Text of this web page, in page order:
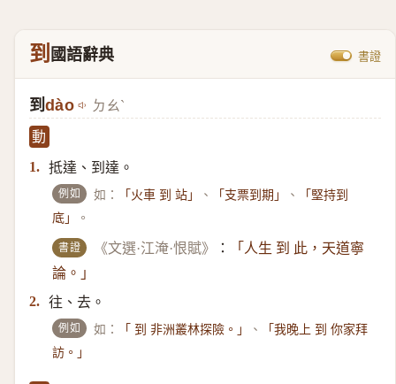
到 國語辭典 書證
到dào ㄉㄠˋ
動
1. 抵達、到達。
例如 如： 「火車 到 站」 、 「支票到期」 、
「堅持到
底」
。
書證 《文選·江淹·恨賦》 ：
「人生 到 此，天道寧
論。」
2. 往、去。
例如 如： 「 到 非洲叢林探險。」 、
「我晚上 到 你家拜
訪。」